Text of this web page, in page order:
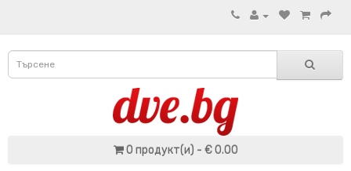
0 продукт(и) - € 0.00